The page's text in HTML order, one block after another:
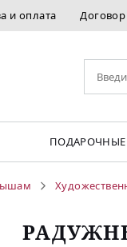
и оплата
ПОДАРОЧНЫЕ